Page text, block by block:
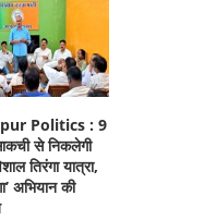
Politics : 9
से निकलेगी
तिरंगा यात्रा,
अभियान की